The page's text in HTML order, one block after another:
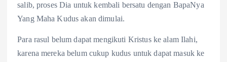
salib, proses Dia untuk kembali bersatu dengan BapaNya
Yang Maha Kudus akan dimulai.
Para rasul belum dapat mengikuti Kristus ke alam Ilahi,
karena mereka belum cukup kudus untuk dapat masuk ke